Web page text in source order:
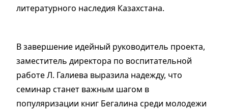
литературного наследия Казахстана.
В завершение идейный руководитель проекта,
заместитель директора по воспитательной
работе Л. Галиева выразила надежду, что
семинар станет важным шагом в
популяризации книг Бегалина среди молодежи